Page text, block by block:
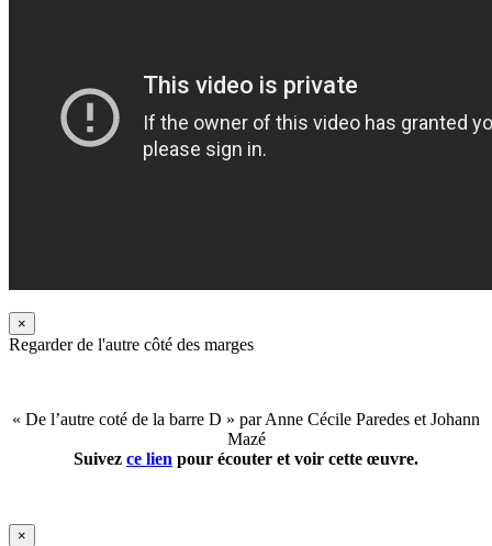
×
Regarder de l'autre côté des marges
« De l’autre coté de la barre D » par Anne Cécile Paredes et Johann
Mazé
Suivez ce lien pour écouter et voir cette œuvre.
×